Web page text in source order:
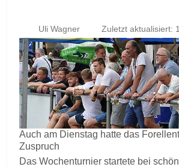
Uli Wagner Zuletzt aktualisiert:
Auch am Dienstag hatte das
Zuspruch
Das Wochenturnier startete bei